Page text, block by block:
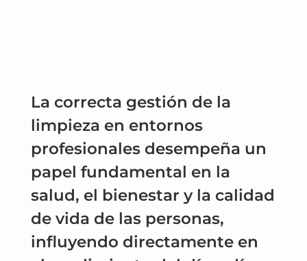
La correcta gestión de la
limpieza en entornos
profesionales desempeña un
papel fundamental en la
salud, el bienestar y la calidad
de vida de las personas,
influyendo directamente en